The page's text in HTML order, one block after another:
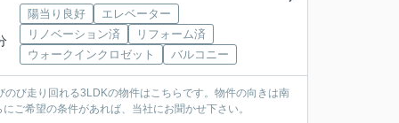
陽当り良好
エレベーター
リノベーション済
リフォーム済
ウォークインクロゼット
バルコニー
び走り回れる3LDKの物件はこちらです。物件の向きは南
ご希望の条件があれば、当社にお聞かせ下さい。